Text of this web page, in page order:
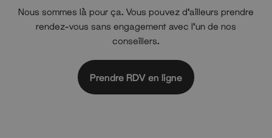
Nous sommes là pour ça. Vous pouvez d'ailleurs prendre
rendez-vous sans engagement avec l'un de nos
conseillers.
Prendre RDV en ligne